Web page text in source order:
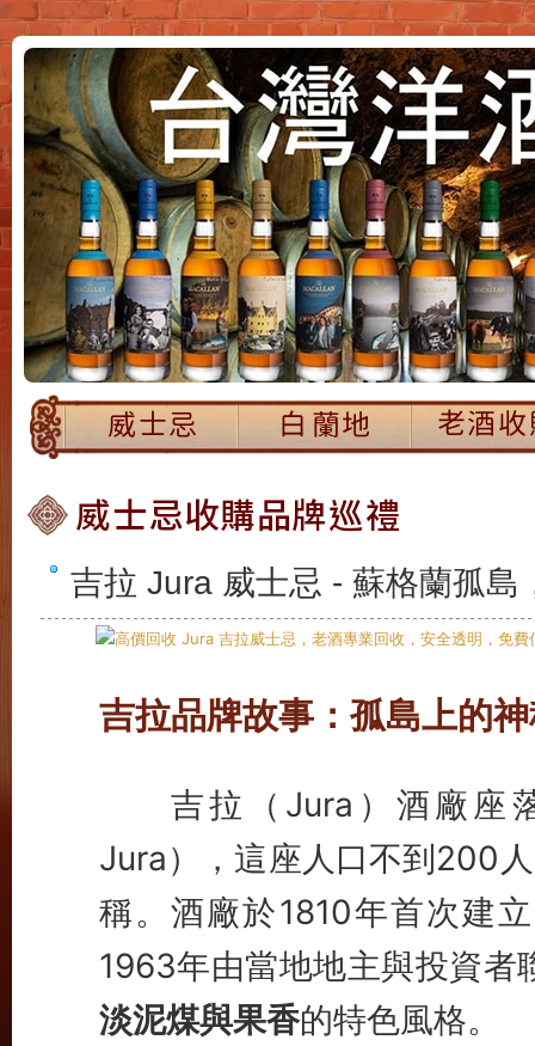
吉拉 Jura 威士忌 - 蘇格蘭孤島
吉拉品牌故事：孤島上的
吉拉（Jura）酒廠座
Jura），這座人口不到200
稱。酒廠於1810年首次建
1963年由當地地主與投資
淡泥煤與果香的特色風格。